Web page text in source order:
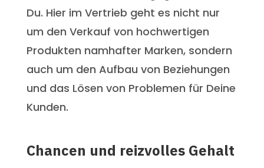
Du. Hier im Vertrieb geht es nicht nur
um den Verkauf von hochwertigen
Produkten namhafter Marken, sondern
auch um den Aufbau von Beziehungen
und das Lösen von Problemen für Deine
Kunden.
Chancen und reizvolles Gehalt